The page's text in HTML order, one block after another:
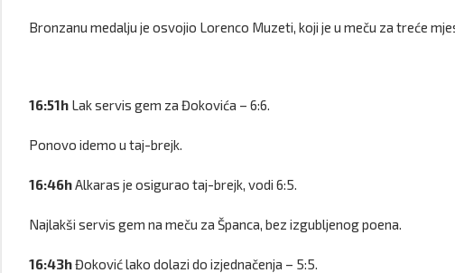
Bronzanu medalju je osvojio Lorenco Muzeti, koji je u meču za treće
16:51h Lak servis gem za Đokovića – 6:6.
Ponovo idemo u taj-brejk.
16:46hAlkaras je osigurao taj-brejk, vodi 6:5.
Najlakši servis gem na meču za Španca, bez izgubljenog poena.
16:43hĐoković lako dolazi do izjednačenja – 5:5.